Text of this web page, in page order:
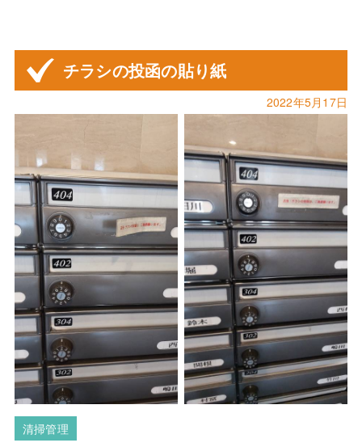
チラシの投函の貼り紙
2022年5月17日
清掃管理